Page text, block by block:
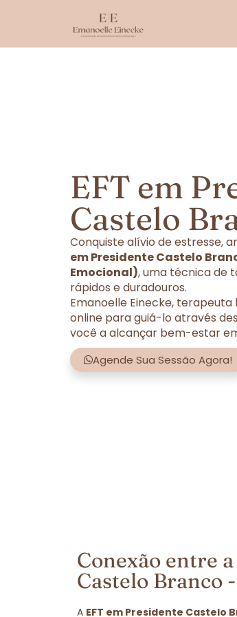
EFT em
Castelo
Conquiste alívio de estresse,
em Presidente Castelo
Emocional), uma técnica de
rápidos e duradouros.
Emanoelle Einecke,
online para guiá-lo através
você a alcançar bem-estar
Agende Sua Sessão Agora!
Conexão entre
Castelo Branco
A EFT em Presidente Castelo